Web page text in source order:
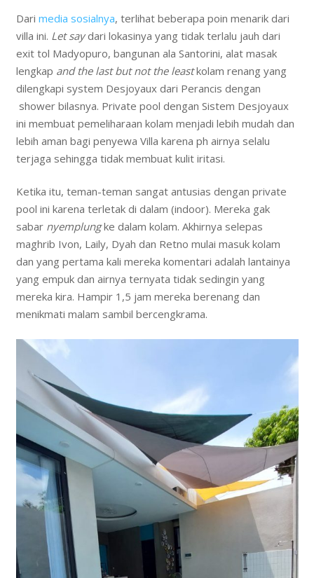
Dari media sosialnya, terlihat beberapa poin menarik dari
villa ini. Let saydari lokasinya yang tidak terlalu jauh dari
exit tol Madyopuro, bangunan ala Santorini, alat masak
lengkap and the last but not the leastkolam renang yang
dilengkapi system Desjoyaux dari Perancis dengan
shower bilasnya. Private pool dengan Sistem Desjoyaux
ini membuat pemeliharaan kolam menjadi lebih mudah dan
lebih aman bagi penyewa Villa karena ph airnya selalu
terjaga sehingga tidak membuat kulit iritasi.
Ketika itu, teman-teman sangat antusias dengan private
pool ini karena terletak di dalam (indoor). Mereka gak
sabar nyemplungke dalam kolam. Akhirnya selepas
maghrib Ivon, Laily, Dyah dan Retno mulai masuk kolam
dan yang pertama kali mereka komentari adalah lantainya
yang empuk dan airnya ternyata tidak sedingin yang
mereka kira. Hampir 1,5 jam mereka berenang dan
menikmati malam sambil bercengkrama.